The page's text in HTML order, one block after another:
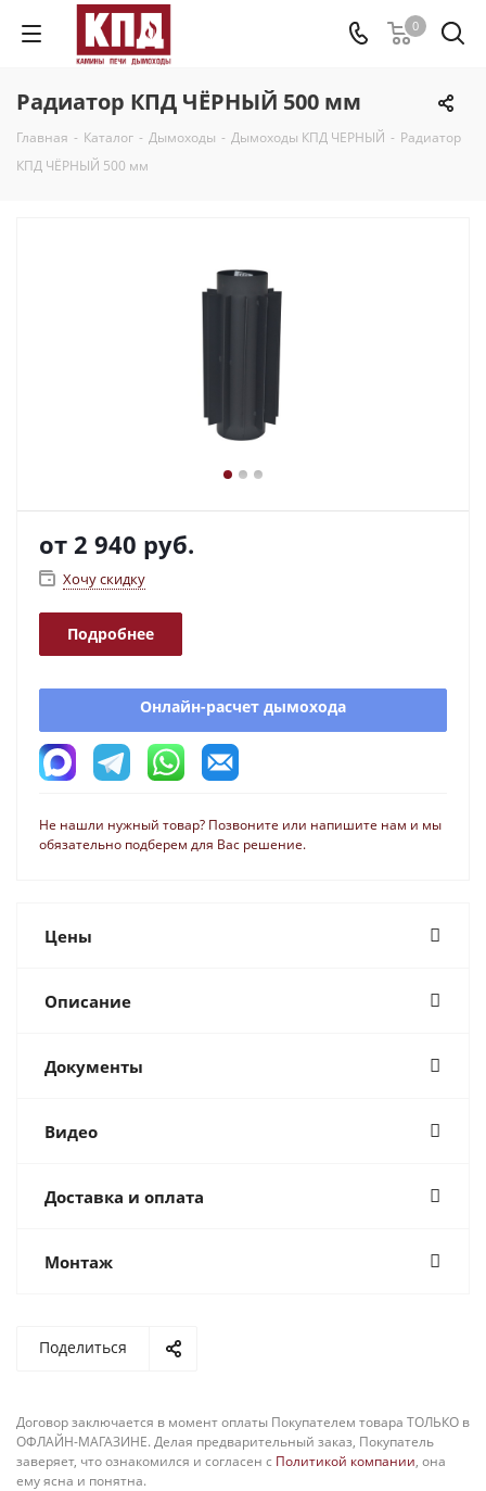
0
Радиатор КПД ЧЁРНЫЙ 500 мм
Главная - Каталог - Дымоходы - Дымоходы КПД ЧЕРНЫЙ - Радиатор
КПД ЧЁРНЫЙ 500 мм
от 2 940 руб.
Хочу скидку
Подробнее
Онлайн-расчет дымохода
Не нашли нужный товар? Позвоните или напишите нам и мы
обязательно подберем для Вас решение.
Цены
Описание
Документы
Видео
Доставка и оплата
Монтаж
Поделиться
Договор заключается в момент оплаты Покупателем товара ТОЛЬКО в
ОФЛАЙН-МАГАЗИНЕ. Делая предварительный заказ, Покупатель
заверяет, что ознакомился и согласен с Политикой компании, она
ему ясна и понятна.